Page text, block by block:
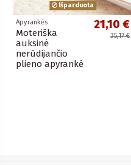
Išparduota
Apyrankės
Moteriška
auksinė
nerūdijančio
plieno apyrankė
21,10 €
35,17 €